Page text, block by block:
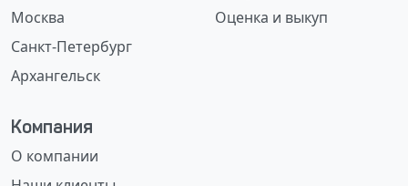
Москва
Санкт-Петербург
Архангельск
Оценка и выкуп
Компания
О компании